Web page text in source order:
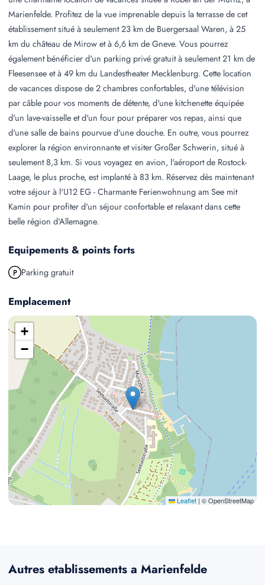
Marienfelde. Profitez de la vue imprenable depuis la terrasse de cet
établissement situé à seulement 23 km de Buergersaal Waren, à 25
km du château de Mirow et à 6,6 km de Gneve. Vous pourrez
également bénéficier d'un parking privé gratuit à seulement 21 km de
Fleesensee et à 49 km du Landestheater Mecklenburg. Cette location
de vacances dispose de 2 chambres confortables, d'une télévision
par câble pour vos moments de détente, d'une kitchenette équipée
d'un lave-vaisselle et d'un four pour préparer vos repas, ainsi que
d'une salle de bains pourvue d'une douche. En outre, vous pourrez
explorer la région environnante et visiter Großer Schwerin, situé à
seulement 8,3 km. Si vous voyagez en avion, l'aéroport de Rostock-
Laage, le plus proche, est implanté à 83 km. Réservez dès maintenant
votre séjour à l'U12 EG - Charmante Ferienwohnung am See mit
Kamin pour profiter d'un séjour confortable et relaxant dans cette
belle région d'Allemagne.
Equipements & points forts
Parking gratuit
Emplacement
+
−
Leaflet | © OpenStreetMap
Autres etablissements a Marienfelde